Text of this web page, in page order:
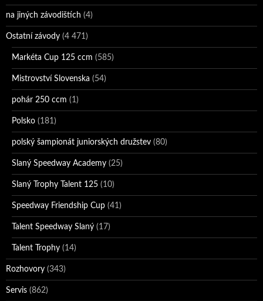
na jiných závodištích (4)
Ostatní závody (4 471)
Markéta Cup 125 ccm (585)
Mistrovství Slovenska (54)
pohár 250 ccm (1)
Polsko (181)
polský šampionát juniorských družstev (80)
Slaný Speedway Academy (25)
Slaný Trophy Talent 125 (10)
Speedway Friendship Cup (41)
Talent Speedway Slaný (17)
Talent Trophy (14)
Rozhovory (343)
Servis (862)